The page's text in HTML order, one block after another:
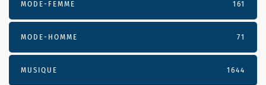
MODE-FEMME 161
MODE-HOMME 71
MUSIQUE 1644